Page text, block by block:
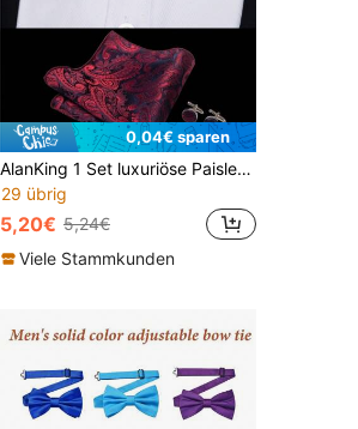
0,04€ sparen
AlanKing 1 Set luxuriöse Paisley Fliege, Einstecktuch, Manschettenknöpfe als Anzug-Accessoires für Männer, für Hochzeit & Geschäft, Valentinstag Geschenk für Männer
29 übrig
5,20€ 5,24€
Viele Stammkunden